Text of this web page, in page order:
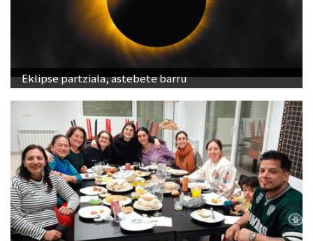
Eklipse partziala, astebete barru